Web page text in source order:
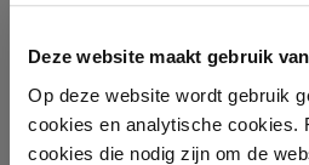
Deze website maakt gebruik
Op deze website wordt gebruik
cookies en analytische cookies.
cookies die nodig zijn om de
doelstelling dus aan te
Vraag het volledige